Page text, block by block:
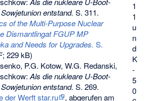
1
1
u
n
d
K
-
5
0
entstand. S. 311.
of the Multi-Purpose Nuclear
Dismantlingat FGUP MP
and Needs for Upgrades. S.
229 kB)
P.G. Kotow, W.G. Redanski,
Als die nukleare U-Boot-
entstand. S. 269.
der Werft star.ru
, abgerufen am